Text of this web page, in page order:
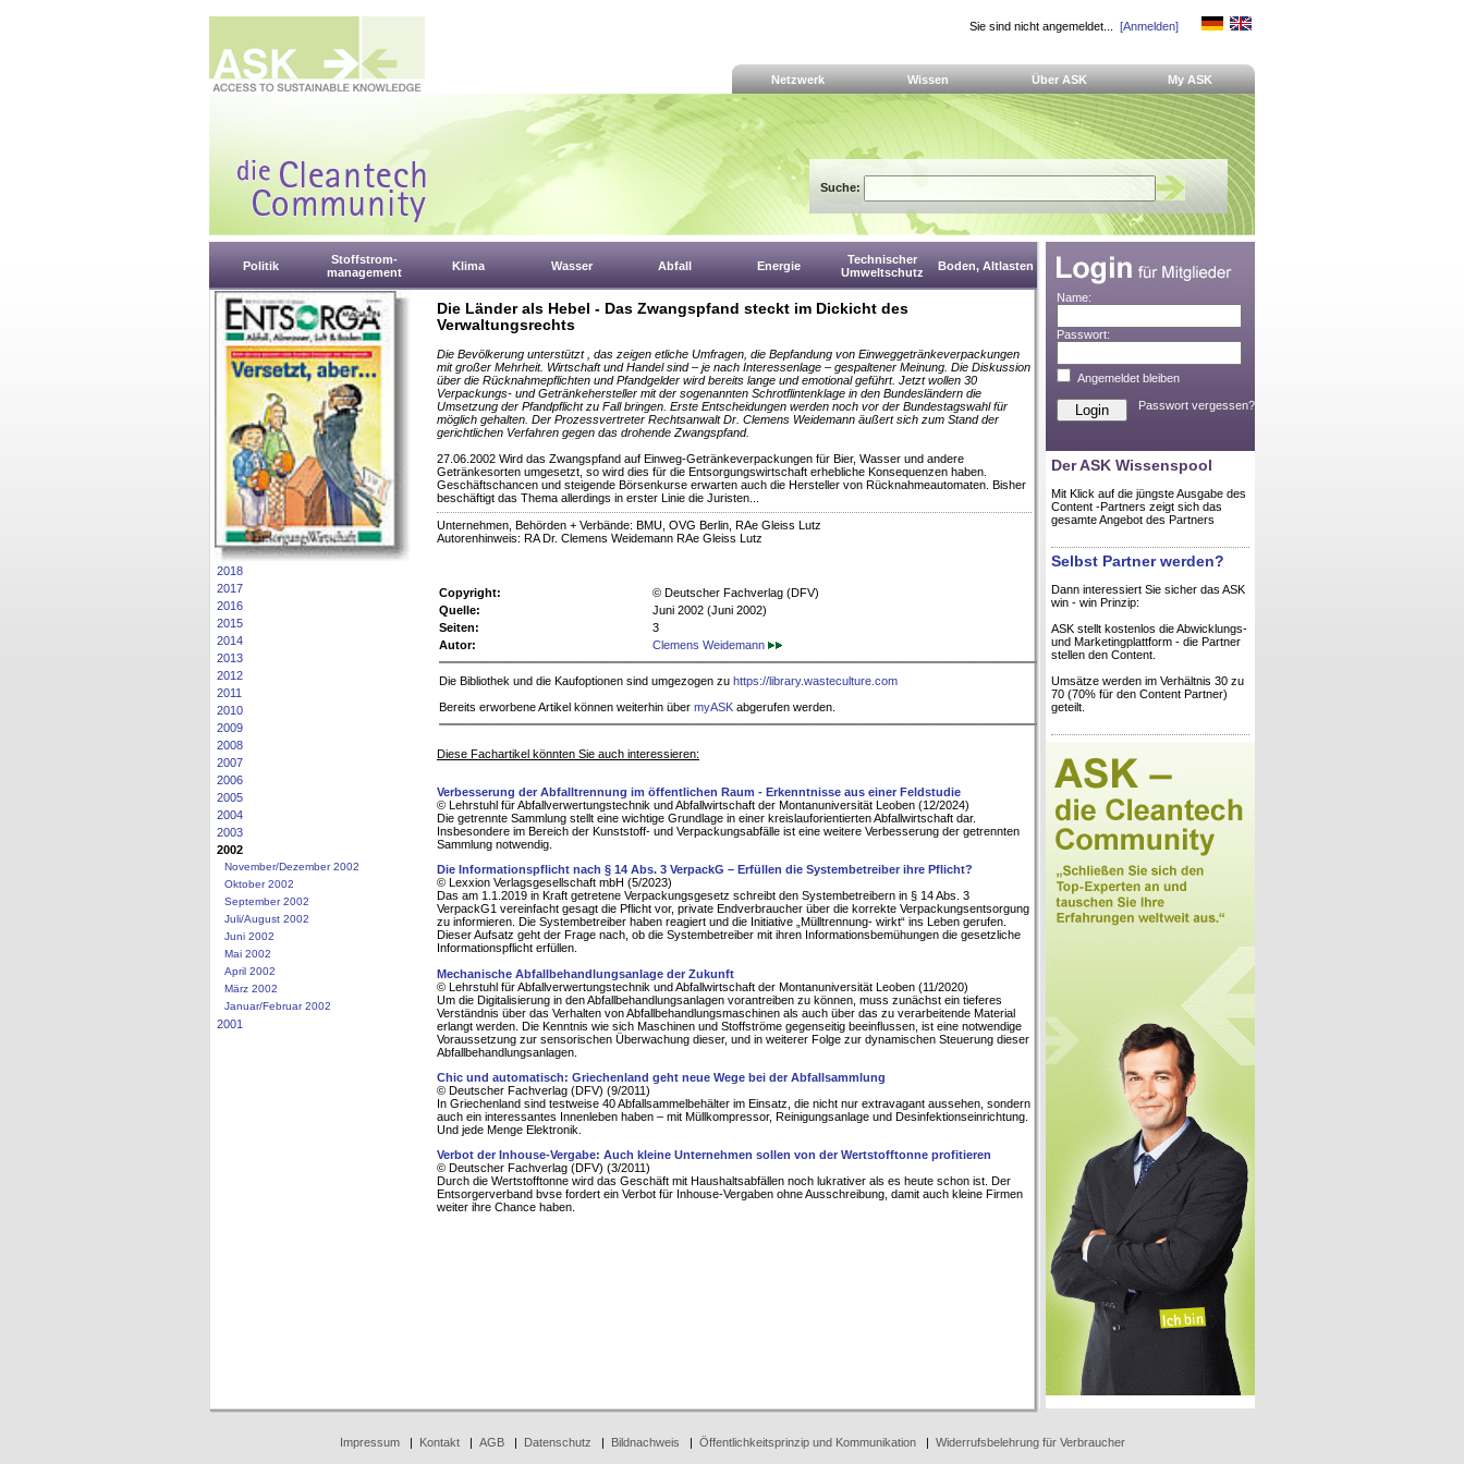
Sie sind nicht angemeldet... [Anmelden]
Netzwerk Wissen Über ASK My ASK
Suche:
Politik
Stoffstrom-
management
Klima Wasser Abfall Energie
Technischer
Umweltschutz
Boden, Altlasten
2018
2017
2016
2015
2014
2013
2012
2011
2010
2009
2008
2007
2006
2005
2004
2003
2002
November/Dezember 2002
Oktober 2002
September 2002
Juli/August 2002
Juni 2002
Mai 2002
April 2002
März 2002
Januar/Februar 2002
2001
Die Länder als Hebel - Das Zwangspfand steckt im Dickicht des
Verwaltungsrechts
Die Bevölkerung unterstützt , das zeigen etliche Umfragen, die Bepfandung von Einweggetränkeverpackungen
mit großer Mehrheit. Wirtschaft und Handel sind – je nach Interessenlage – gespaltener Meinung. Die Diskussion
über die Rücknahmepflichten und Pfandgelder wird bereits lange und emotional geführt. Jetzt wollen 30
Verpackungs- und Getränkehersteller mit der sogenannten Schrotflintenklage in den Bundesländern die
Umsetzung der Pfandpflicht zu Fall bringen. Erste Entscheidungen werden noch vor der Bundestagswahl für
möglich gehalten. Der Prozessvertreter Rechtsanwalt Dr. Clemens Weidemann äußert sich zum Stand der
gerichtlichen Verfahren gegen das drohende Zwangspfand.
27.06.2002 Wird das Zwangspfand auf Einweg-Getränkeverpackungen für Bier, Wasser und andere
Getränkesorten umgesetzt, so wird dies für die Entsorgungswirtschaft erhebliche Konsequenzen haben.
Geschäftschancen und steigende Börsenkurse erwarten auch die Hersteller von Rücknahmeautomaten. Bisher
beschäftigt das Thema allerdings in erster Linie die Juristen...
Unternehmen, Behörden + Verbände: BMU, OVG Berlin, RAe Gleiss Lutz
Autorenhinweis: RA Dr. Clemens Weidemann RAe Gleiss Lutz
Copyright:
© Deutscher Fachverlag (DFV)
Quelle:
Juni 2002 (Juni 2002)
Seiten:
3
Autor:
Clemens Weidemann
Die Bibliothek und die Kaufoptionen sind umgezogen zu https://library.wasteculture.com
Bereits erworbene Artikel können weiterhin über myASK abgerufen werden.
Diese Fachartikel könnten Sie auch interessieren:
Verbesserung der Abfalltrennung im öffentlichen Raum - Erkenntnisse aus einer Feldstudie
© Lehrstuhl für Abfallverwertungstechnik und Abfallwirtschaft der Montanuniversität Leoben (12/2024)
Die getrennte Sammlung stellt eine wichtige Grundlage in einer kreislauforientierten Abfallwirtschaft dar.
Insbesondere im Bereich der Kunststoff- und Verpackungsabfälle ist eine weitere Verbesserung der getrennten
Sammlung notwendig.
Die Informationspflicht nach § 14 Abs. 3 VerpackG – Erfüllen die Systembetreiber ihre Pflicht?
© Lexxion Verlagsgesellschaft mbH (5/2023)
Das am 1.1.2019 in Kraft getretene Verpackungsgesetz schreibt den Systembetreibern in § 14 Abs. 3
VerpackG1 vereinfacht gesagt die Pflicht vor, private Endverbraucher über die korrekte Verpackungsentsorgung
zu informieren. Die Systembetreiber haben reagiert und die Initiative „Mülltrennung- wirkt“ ins Leben gerufen.
Dieser Aufsatz geht der Frage nach, ob die Systembetreiber mit ihren Informationsbemühungen die gesetzliche
Informationspflicht erfüllen.
Mechanische Abfallbehandlungsanlage der Zukunft
© Lehrstuhl für Abfallverwertungstechnik und Abfallwirtschaft der Montanuniversität Leoben (11/2020)
Um die Digitalisierung in den Abfallbehandlungsanlagen vorantreiben zu können, muss zunächst ein tieferes
Verständnis über das Verhalten von Abfallbehandlungsmaschinen als auch über das zu verarbeitende Material
erlangt werden. Die Kenntnis wie sich Maschinen und Stoffströme gegenseitig beeinflussen, ist eine notwendige
Voraussetzung zur sensorischen Überwachung dieser, und in weiterer Folge zur dynamischen Steuerung dieser
Abfallbehandlungsanlagen.
Chic und automatisch: Griechenland geht neue Wege bei der Abfallsammlung
© Deutscher Fachverlag (DFV) (9/2011)
In Griechenland sind testweise 40 Abfallsammelbehälter im Einsatz, die nicht nur extravagant aussehen, sondern
auch ein interessantes Innenleben haben – mit Müllkompressor, Reinigungsanlage und Desinfektionseinrichtung.
Und jede Menge Elektronik.
Verbot der Inhouse-Vergabe: Auch kleine Unternehmen sollen von der Wertstofftonne profitieren
© Deutscher Fachverlag (DFV) (3/2011)
Durch die Wertstofftonne wird das Geschäft mit Haushaltsabfällen noch lukrativer als es heute schon ist. Der
Entsorgerverband bvse fordert ein Verbot für Inhouse-Vergaben ohne Ausschreibung, damit auch kleine Firmen
weiter ihre Chance haben.
Name:
Passwort:
Angemeldet bleiben
Passwort vergessen?
Der ASK Wissenspool
Mit Klick auf die jüngste Ausgabe des
Content -Partners zeigt sich das
gesamte Angebot des Partners
Selbst Partner werden?
Dann interessiert Sie sicher das ASK
win - win Prinzip:
ASK stellt kostenlos die Abwicklungs-
und Marketingplattform - die Partner
stellen den Content.
Umsätze werden im Verhältnis 30 zu
70 (70% für den Content Partner)
geteilt.
Impressum| Kontakt| AGB| Datenschutz | Bildnachweis | Öffentlichkeitsprinzip und Kommunikation| Widerrufsbelehrung für Verbraucher